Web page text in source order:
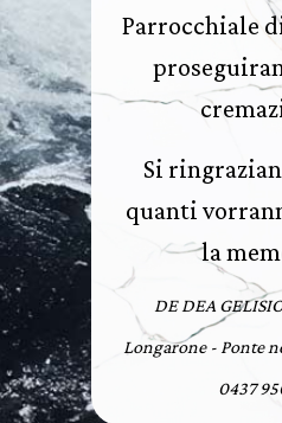
Parrocchiale
Si
quanti
la
DE DEA
Longarone - Ponte
0437